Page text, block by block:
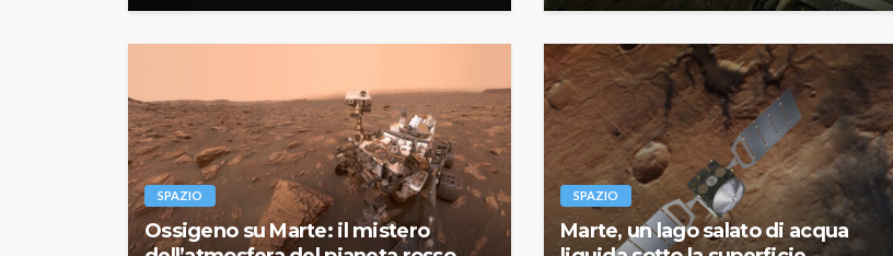
SPAZIO
Ossigeno su Marte: il mistero
SPAZIO
Marte, un lago salato di acqua